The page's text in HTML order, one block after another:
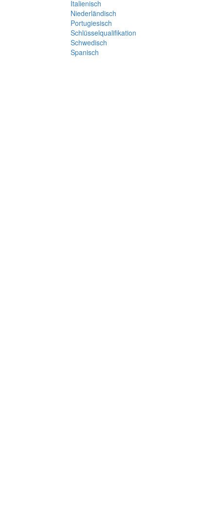
Italienisch
Niederländisch
Portugiesisch
Schlüsselqualifikation
Schwedisch
Spanisch